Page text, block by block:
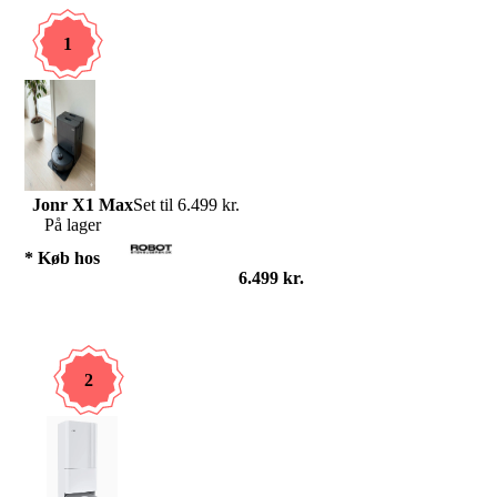
1
Jonr X1 MaxSet til 6.499 kr.
På lager
* Køb hos
6.499 kr.
2